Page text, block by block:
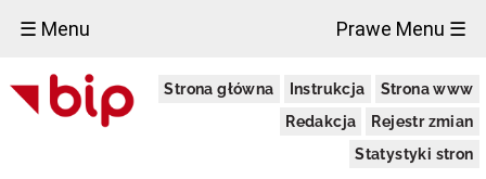
☰ Menu Prawe Menu ☰
Strona główna Instrukcja
Strona www
Redakcja
Rejestr zmian
Statystyki stron
ZAŁATWIANIE
SPRAW
×